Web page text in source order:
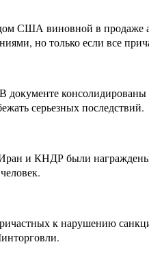
США виновной в
но только если все
документе
серьезных последствий.
и КНДР были
к нарушению